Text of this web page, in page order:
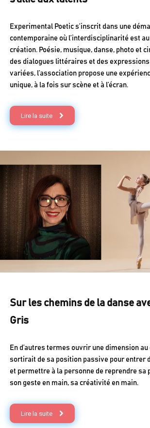
Experimental Poetic s’inscrit dans une
contemporaine où l’interdisciplinarité est
création. Poésie, musique, danse, photo et
des dialogues littéraires et des
variées, l’association propose une
unique, à la fois sur scène et à l’écran.
Lire la suite
Sur les chemins de la danse
Gris
En d’autres termes ouvrir une dimension
sortirait de sa position passive pour entrer
et permettre à la personne de reprendre sa
son geste en main, sa créativité en main.
Lire la suite